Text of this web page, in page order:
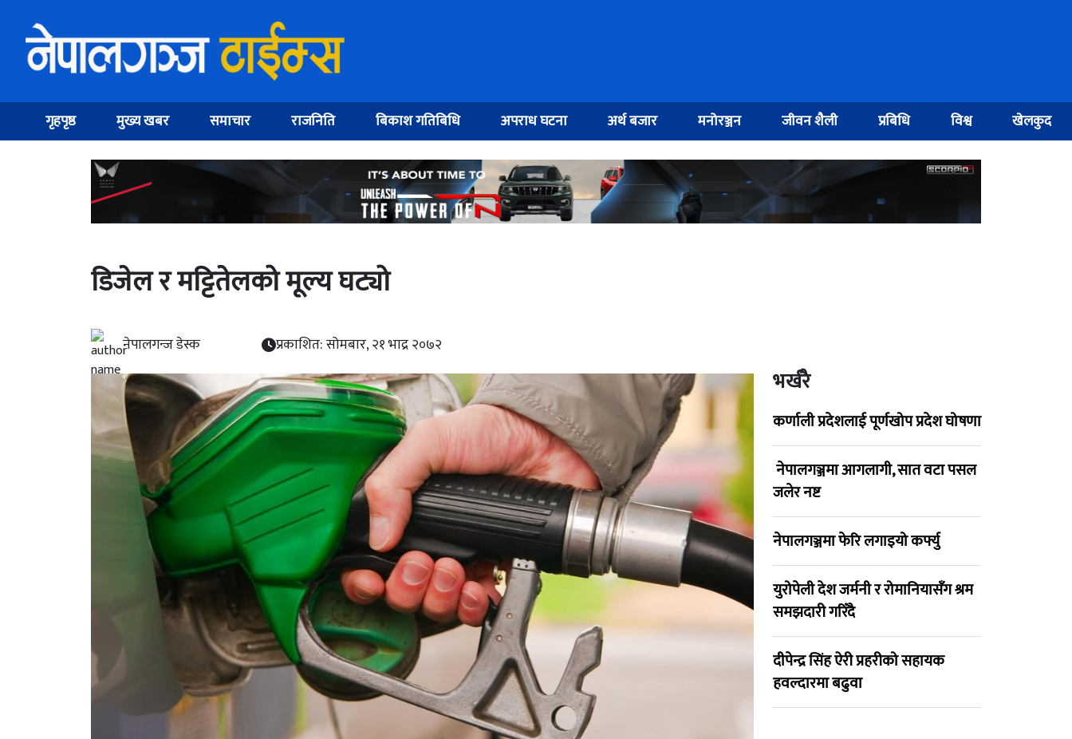
गृहपृष्ठ मुख्य खबर समाचार राजनिति बिकाश गतिबिधि अपराध घटना अर्थ बजार मनोरञ्जन जीवन शैली प्रबिधि विश्व खेलकुद
डिजेल र मट्टितेलको मूल्य घट्यो
नेपालगन्ज डेस्क प्रकाशित: सोमबार, २१ भाद्र २०७२
भर्खरै
कर्णाली प्रदेशलाई पूर्णखोप प्रदेश घोषणा
नेपालगञ्जमा आगलागी, सात वटा पसल
जलेर नष्ट
नेपालगञ्जमा फेरि लगाइयो कर्फ्यु
युरोपेली देश जर्मनी र रोमानियासँग श्रम
समझदारी गरिँदै
दीपेन्द्र सिंह ऐरी प्रहरीको सहायक
हवल्दारमा बढुवा